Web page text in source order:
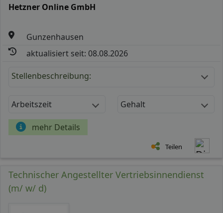
Hetzner Online GmbH
Gunzenhausen
aktualisiert seit: 08.08.2026
Stellenbeschreibung:
Arbeitszeit Gehalt
mehr Details
Teilen
Technischer Angestellter Vertriebsinnendienst
(m/ w/ d)